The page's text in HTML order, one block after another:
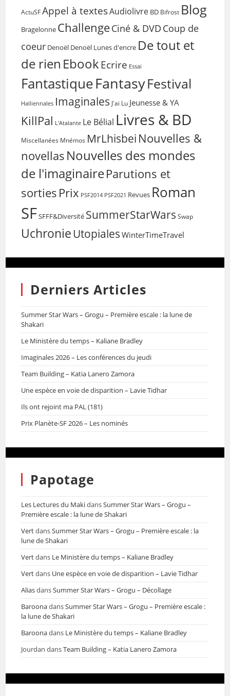
ActuSF Appel à textesAudiolivre BD Bifrost Blog
Bragelonne ChallengeCiné & DVD Coup de
coeur Denoël Denoël Lunes d'encre De tout et
de rien EbookEcrire Essai
FantastiqueFantasyFestival
Halliennales Imaginales J'ai Lu Jeunesse & YA
KillPal L'Atalante Le Bélial Livres & BD
Miscellanées Mnémos MrLhisbei Nouvelles &
novellas Nouvelles des mondes
de l'imaginaireParutions et
sorties Prix PSF2014 PSF2021 Revues Roman
SFSFFF&Diversité SummerStarWars Swap
Uchronie Utopiales WinterTimeTravel
Derniers Articles
Summer Star Wars – Grogu – Première escale : la lune de
Shakari
Le Ministère du temps – Kaliane Bradley
Imaginales 2026 – Les conférences du jeudi
Team Building – Katia Lanero Zamora
Une espèce en voie de disparition – Lavie Tidhar
Ils ont rejoint ma PAL (181)
Prix Planète-SF 2026 – Les nominés
Papotage
Les Lectures du MakidansSummer Star Wars – Grogu –
Première escale : la lune de Shakari
VertdansSummer Star Wars – Grogu – Première escale : la
lune de Shakari
Vertdans Le Ministère du temps – Kaliane Bradley
Vertdans Une espèce en voie de disparition – Lavie Tidhar
AliasdansSummer Star Wars – Grogu – Décollage
BaroonadansSummer Star Wars – Grogu – Première escale :
la lune de Shakari
Baroonadans Le Ministère du temps – Kaliane Bradley
Jourdan dansTeam Building – Katia Lanero Zamora